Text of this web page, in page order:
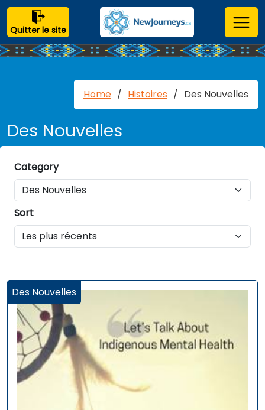
Quitter le site
Home / Histoires / Des Nouvelles
Des Nouvelles
Category
Sort
Des Nouvelles